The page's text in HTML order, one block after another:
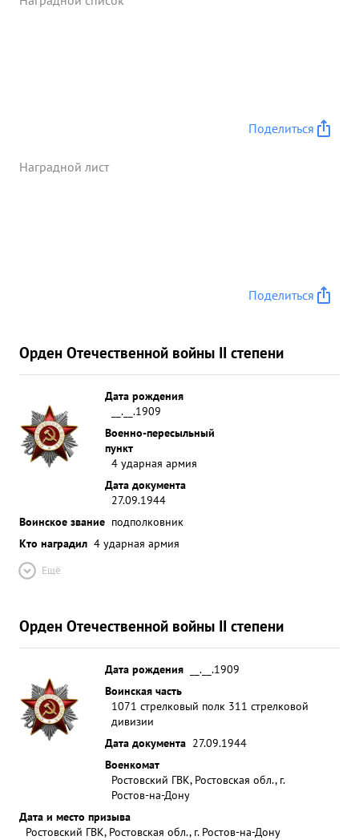
Поделиться
Наградной лист
Поделиться
Орден Отечественной войны II степени
Дата рождения
__.__.1909
Военно-пересыльный
пункт
4 ударная армия
Дата документа
27.09.1944
Воинское звание подполковник
Кто наградил 4 ударная армия
Ещё
Орден Отечественной войны II степени
Дата рождения
__.__.1909
Воинская часть
1071 стрелковый полк 311 стрелковой
дивизии
Дата документа 27.09.1944
Военкомат
Ростовский ГВК, Ростовская обл., г.
Ростов-на-Дону
Дата и место призыва
Ростовский ГВК, Ростовская обл., г. Ростов-на-Дону